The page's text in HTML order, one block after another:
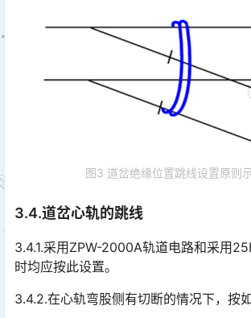
图3 道岔绝缘位置跳线设置原则
3.4.道岔心轨的跳线
3.4.1.采用ZPW-2000A轨道电路和采用
时均应按此设置。
3.4.2.在心轨弯股侧有切断的情况下，按